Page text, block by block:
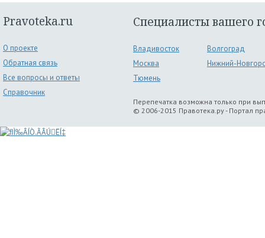
Pravoteka.ru
О проекте
Обратная связь
Все вопросы и ответы
Справочник
Специалисты вашего
Владивосток
Волгоград
Москва
Нижний-
Тюмень
Перепечатка возможна только при
© 2006-2015 Правотека.ру - Портал